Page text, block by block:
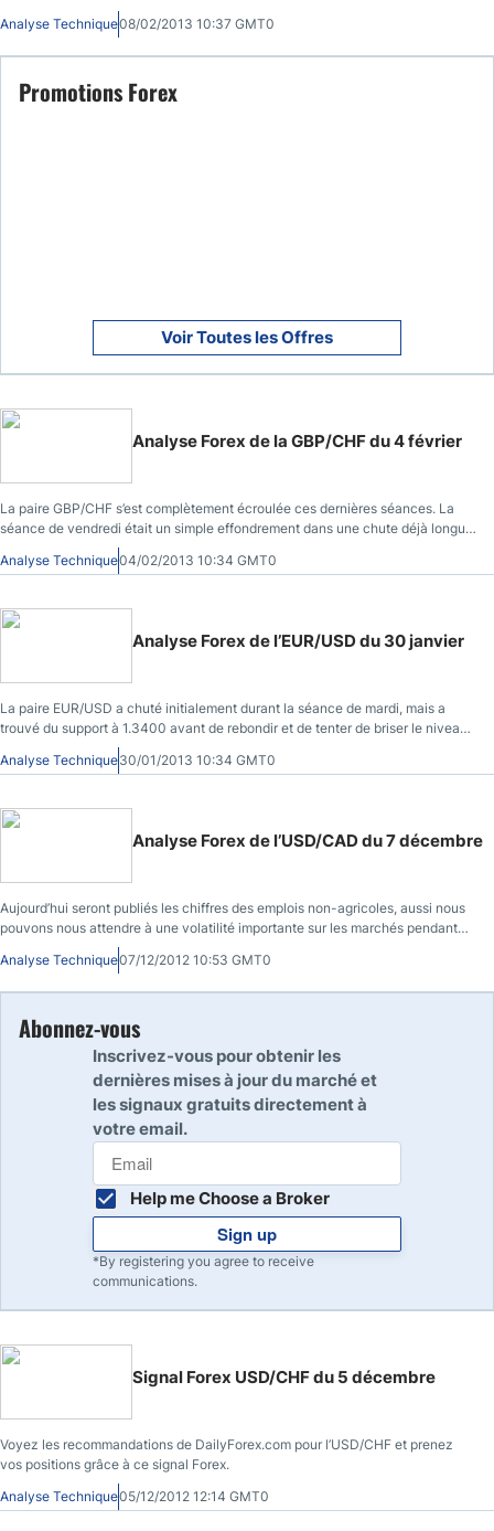
pauvre en nouvelles, que lʼindice parisien sʼest ﬁnalement retourné plus
fortement à la baisse.
Analyse Technique08/02/2013 10:37 GMT0
Promotions Forex
Voir Toutes les Offres
Analyse Forex de la GBP/CHF du 4 février
La paire GBP/CHF s’est complètement écroulée ces dernières séances. La
séance de vendredi était un simple effondrement dans une chute déjà longue.
Cette paire est un peu comme la paire GBP/USD, mais sous stéroïdes.
Analyse Technique04/02/2013 10:34 GMT0
Analyse Forex de l’EUR/USD du 30 janvier
La paire EUR/USD a chuté initialement durant la séance de mardi, mais a
trouvé du support à 1.3400 avant de rebondir et de tenter de briser le niveau
1.3500. Briser cette zone serait très important, et j’achèterais ce marché
autant que possible.
Analyse Technique30/01/2013 10:34 GMT0
Analyse Forex de l’USD/CAD du 7 décembre
Aujourd’hui seront publiés les chiffres des emplois non-agricoles, aussi nous
pouvons nous attendre à une volatilité importante sur les marchés pendant
une courte période après l’annonce des Américains.
Analyse Technique07/12/2012 10:53 GMT0
Abonnez-vous
Inscrivez-vous pour obtenir les
dernières mises à jour du marché et
les signaux gratuits directement à
votre email.
Help me Choose a Broker
Sign up
*By registering you agree to receive
communications.
Signal Forex USD/CHF du 5 décembre
Voyez les recommandations de DailyForex.com pour l’USD/CHF et prenez
vos positions grâce à ce signal Forex.
Analyse Technique05/12/2012 12:14 GMT0